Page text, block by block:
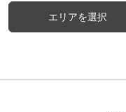
エリアを選択